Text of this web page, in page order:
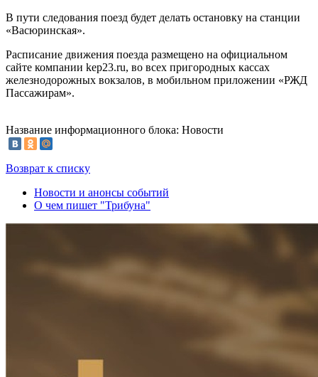
В пути следования поезд будет делать остановку на станции
«Васюринская».
Расписание движения поезда размещено на официальном
сайте компании kep23.ru, во всех пригородных кассах
железнодорожных вокзалов, в мобильном приложении «РЖД
Пассажирам».
Название информационного блока: Новости
Возврат к списку
Новости и анонсы событий
О чем пишет "Трибуна"